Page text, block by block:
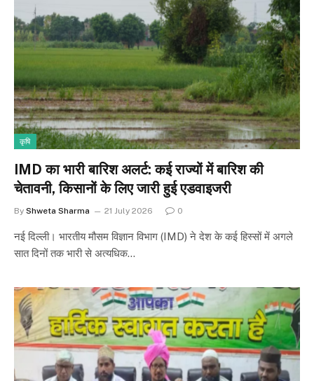
कृषि
IMD का भारी बारिश अलर्ट: कई राज्यों में बारिश की
चेतावनी, किसानों के लिए जारी हुई एडवाइजरी
By Shweta Sharma 21 July 2026 0
नई दिल्ली। भारतीय मौसम विज्ञान विभाग (IMD) ने देश के कई हिस्सों में अगले
सात दिनों तक भारी से अत्यधिक…